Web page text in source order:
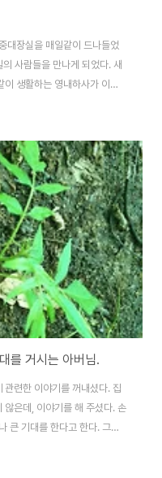
대장실을 매일같이 드나들었
사람들을 만나게 되었다. 새
이 생활하는 영내하사가 이런
인 줄 아는 것 같다.” 중대장
학교 현장을 다니면서도 그런
을 보게 되면 나를 신나게 하는
님들마다 독특한 교육철학을
맡고 있는 분의 생각 속에는
를 거시는 아버님.
관련한 이야기를 꺼내셨다. 집
않은데, 이야기를 해 주셨다. 손
큰 기대를 한다고 한다. 그런
는 지금 뭐하는거냐? " 자녀